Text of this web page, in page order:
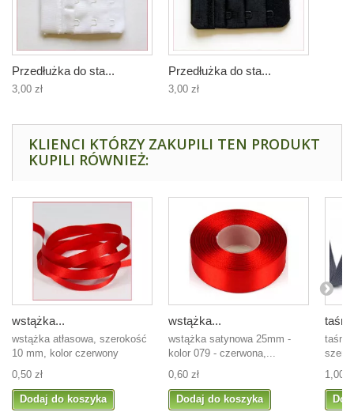
Przedłużka do sta...
3,00 zł
Przedłużka do sta...
3,00 zł
KLIENCI KTÓRZY ZAKUPILI TEN PRODUKT
KUPILI RÓWNIEŻ:
wstążka...
wstążka atłasowa, szerokość
10 mm, kolor czerwony
0,50 zł
Dodaj do koszyka
wstążka...
wstążka satynowa 25mm -
kolor 079 - czerwona,...
0,60 zł
Dodaj do koszyka
szer.
1,00